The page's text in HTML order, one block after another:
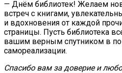
— Днём библиотек! Желаем
встреч с книгами,
и вдохновения от каждой
страницы. Пусть библиотека
вашим верным спутником в
самореализации.
Спасибо вам за доверие и